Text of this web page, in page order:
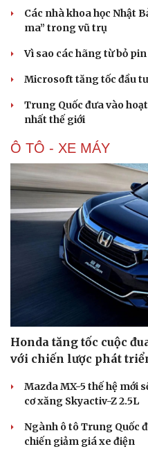
Các nhà khoa học Nhật
ma” trong vũ trụ
Vì sao các hãng từ bỏ
Microsoft tăng tốc đầu
Trung Quốc đưa vào
nhất thế giới
Ô TÔ - XE MÁY
Honda tăng tốc cuộc
với chiến lược phát
Mazda MX-5 thế hệ mới
cơ xăng Skyactiv-Z 2.5L
Ngành ô tô Trung Quốc
chiến giảm giá xe điện